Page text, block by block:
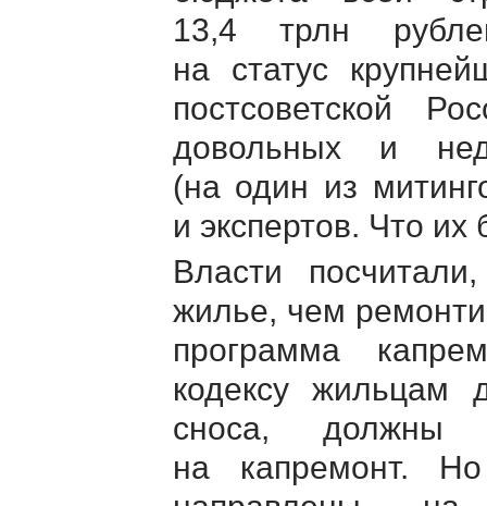
13,4 трлн
на статус
постсоветской
довольных и
(на один из
и экспертов. Что их
Власти
жилье, чем
программа
кодексу жильцам
сноса, должны
на капремонт.